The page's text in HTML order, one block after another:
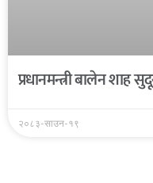
प्रधानमन्त्री बालेन
२०८३-साउन-१९